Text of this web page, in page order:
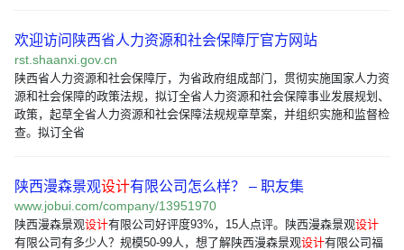
欢迎访问陕西省人力资源和社会保障厅官方网站
rst.shaanxi.gov.cn
陕西省人力资源和社会保障厅，为省政府组成部门，贯彻实施国家人力资
源和社会保障的政策法规，拟订全省人力资源和社会保障事业发展规划、
政策，起草全省人力资源和社会保障法规规章草案，并组织实施和监督检
查。拟订全省
陕西漫森景观设计有限公司怎么样？ – 职友集
www.jobui.com/company/13951970
陕西漫森景观设计有限公司好评度93%，15人点评。陕西漫森景观设计
有限公司有多少人？规模50-99人，想了解陕西漫森景观设计有限公司福